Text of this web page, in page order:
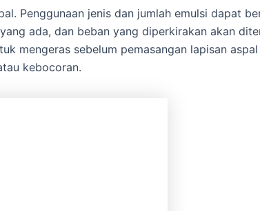
Penggunaan jenis dan jumlah emulsi dapat
ada, dan beban yang diperkirakan akan
mengeras sebelum pemasangan lapisan
kebocoran.